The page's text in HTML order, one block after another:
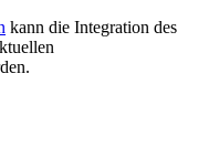
kann die Integration des